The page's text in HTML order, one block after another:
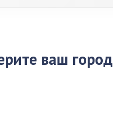
ваш город